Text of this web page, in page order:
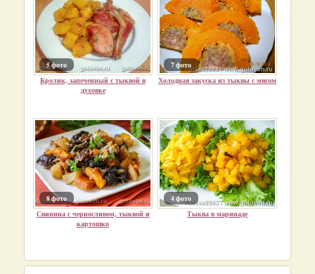
5 фото
Кролик, запеченный с тыквой в
духовке
7 фото
Холодная закуска из тыквы с мясом
8 фото
Свинина с черносливом, тыквой и
картошко
4 фото
Тыква в маринаде